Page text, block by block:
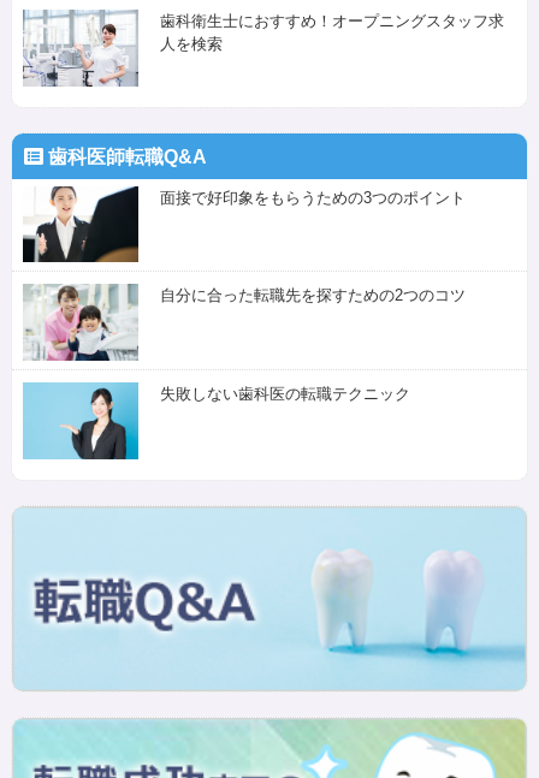
歯科衛生士におすすめ！オープニングスタッフ求
人を検索
歯科医師転職Q&A
面接で好印象をもらうための3つのポイント
自分に合った転職先を探すための2つのコツ
失敗しない歯科医の転職テクニック